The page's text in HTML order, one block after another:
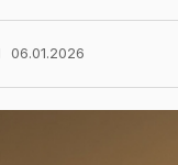
06.01.2026